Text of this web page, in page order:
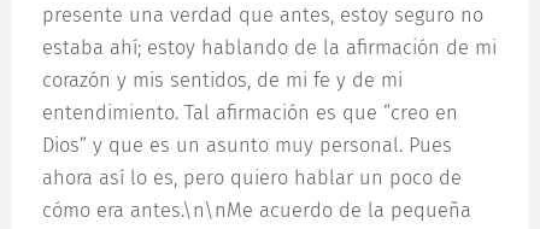
presente una verdad que antes, estoy seguro no
estaba ahí; estoy hablando de la afirmación de mi
corazón y mis sentidos, de mi fe y de mi
entendimiento. Tal afirmación es que “creo en
Dios” y que es un asunto muy personal. Pues
ahora así lo es, pero quiero hablar un poco de
cómo era antes.\n\nMe acuerdo de la pequeña